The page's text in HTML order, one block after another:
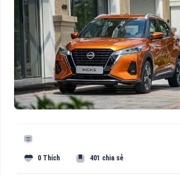
0 Thích 401 chia sẻ